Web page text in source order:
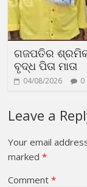
ଗଜପତିର ଶ୍ରମିକ
ବୃଦ୍ଧ ପିତା ମାତା
04/08/2026 0
Leave a
Your email
marked*
Comment*